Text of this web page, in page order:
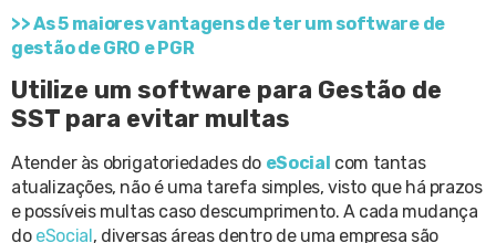
>> As 5 maiores vantagens de ter um software de
gestão de GRO e PGR
Utilize um software para Gestão de
SST para evitar multas
Atender às obrigatoriedades do eSocial com tantas
atualizações, não é uma tarefa simples, visto que há prazos
e possíveis multas caso descumprimento. A cada mudança
do eSocial , diversas áreas dentro de uma empresa são